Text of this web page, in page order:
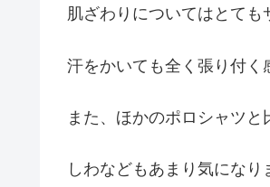
肌ざわりについてはとて
汗をかいても全く張り付
また、ほかのポロシャツと
しわなどもあまり気にな